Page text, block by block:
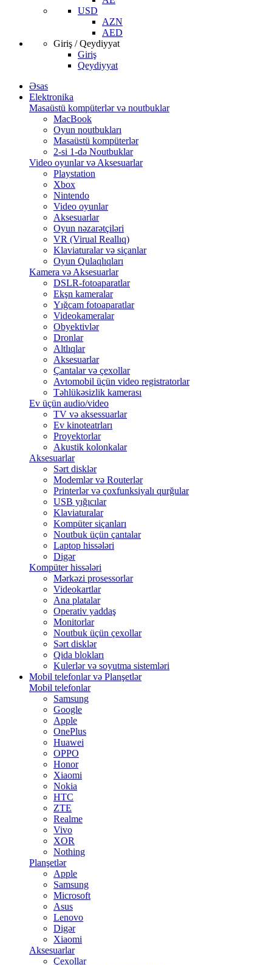
USD
AZN
AED
Giriş / Qeydiyyat
Giriş
Qeydiyyat
Əsas
Elektronika
Masaüstü kompüterlər və noutbuklar
MacBook
Oyun noutbukları
Masaüstü kompüterlər
2-si 1-də Noutbuklar
Video oyunlar və Aksesuarlar
Playstation
Xbox
Nintendo
Video oyunlar
Aksesuarlar
Oyun nəzarətçiləri
VR (Virual Reallıq)
Klaviaturalar və siçanlar
Oyun Qulaqlıqları
Kamera və Aksesuarlar
DSLR-fotoaparatlar
Ekşn kameralar
Yığcam fotoaparatlar
Videokameralar
Obyektivlər
Dronlar
Altlıqlar
Aksesuarlar
Çantalar və çexollar
Avtomobil üçün video registratorlar
Təhlükəsizlik kamerası
Ev üçün audio/video
TV və aksessuarlar
Ev kinoteatrları
Proyektorlar
Akustik kolonkalar
Aksesuarlar
Sərt disklər
Modemlər və Routerlər
Printerlər və çoxfunksiyalı qurğular
USB yığıcılar
Klaviaturalar
Kompüter siçanları
Noutbuk üçün çantalar
Laptop hissələri
Digər
Kompüter hissələri
Mərkəzi prosessorlar
Videokartlar
Ana platalar
Operativ yaddaş
Monitorlar
Noutbuk üçün çexollar
Sərt disklər
Qida blokları
Kulerlər və soyutma sistemləri
Mobil telefonlar və Planşetlər
Mobil telefonlar
Samsung
Google
Apple
OnePlus
Huawei
OPPO
Honor
Xiaomi
Nokia
HTC
ZTE
Realme
Vivo
XOR
Nothing
Planşetlər
Apple
Samsung
Microsoft
Asus
Lenovo
Digər
Xiaomi
Aksesuarlar
Çexollar